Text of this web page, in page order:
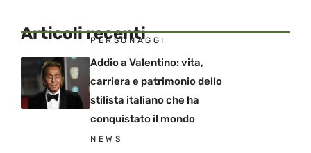
Articoli recenti
PERSONAGGI
Addio a Valentino: vita,
carriera e patrimonio dello
stilista italiano che ha
conquistato il mondo
NEWS